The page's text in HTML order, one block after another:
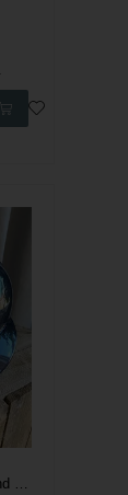
KEP Cromo 2.0 Diamond Ridehjelm - Navy m. Swarovski Frame & Crystal Logo